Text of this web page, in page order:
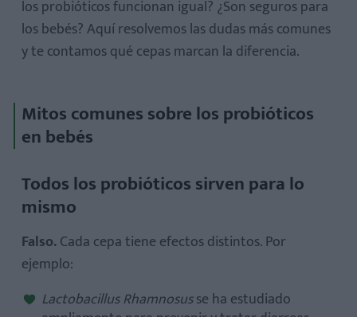
los probióticos funcionan igual? ¿Son seguros para
los bebés? Aquí resolvemos las dudas más comunes
y te contamos qué cepas marcan la diferencia.
Mitos comunes sobre los probióticos
en bebés
Todos los probióticos sirven para lo
mismo
Falso.Cada cepa tiene efectos distintos. Por
ejemplo:
Lactobacillus Rhamnosusse ha estudiado